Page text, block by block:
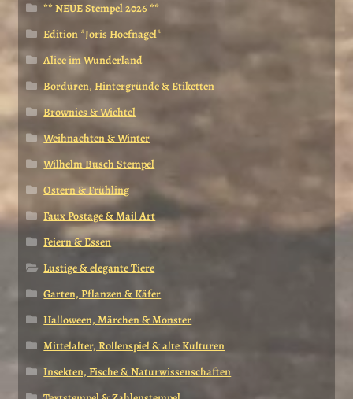
** NEUE Stempel 2026 **
Edition *Joris Hoefnagel*
Alice im Wunderland
Bordüren, Hintergründe & Etiketten
Brownies & Wichtel
Weihnachten & Winter
Wilhelm Busch Stempel
Ostern & Frühling
Faux Postage & Mail Art
Feiern & Essen
Lustige & elegante Tiere
Garten, Pflanzen & Käfer
Halloween, Märchen & Monster
Mittelalter, Rollenspiel & alte Kulturen
Insekten, Fische & Naturwissenschaften